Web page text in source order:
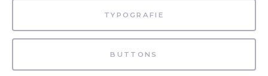
TYPOGRAFIE
BUTTONS